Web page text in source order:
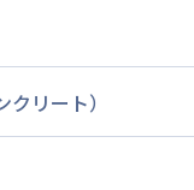
リート）